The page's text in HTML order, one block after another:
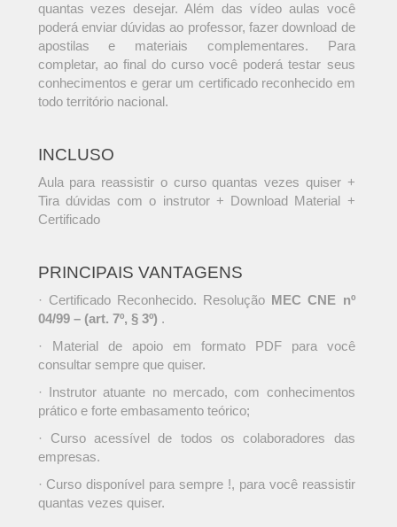
quantas vezes desejar. Além das vídeo aulas você
poderá enviar dúvidas ao professor, fazer download de
apostilas e materiais complementares. Para
completar, ao final do curso você poderá testar seus
conhecimentos e gerar um certificado reconhecido em
todo território nacional.
INCLUSO
Aula para reassistir o curso quantas vezes quiser +
Tira dúvidas com o instrutor + Download Material +
Certificado
PRINCIPAIS VANTAGENS
· Certificado Reconhecido. Resolução MEC CNE nº
04/99 – (art. 7º, § 3º) .
· Material de apoio em formato PDF para você
consultar sempre que quiser.
· Instrutor atuante no mercado, com conhecimentos
prático e forte embasamento teórico;
· Curso acessível de todos os colaboradores das
empresas.
· Curso disponível para sempre !, para você reassistir
quantas vezes quiser.